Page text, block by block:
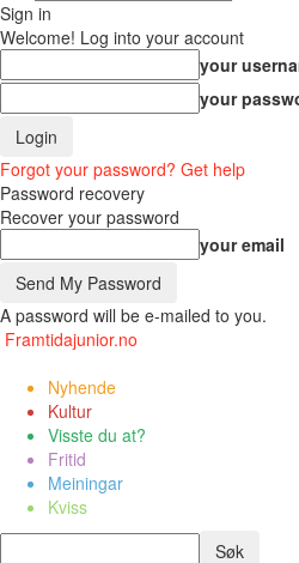
Sign in
Welcome! Log into your account
your
your
Forgot your password? Get help
Password recovery
Recover your password
your email
A password will be e-mailed to you.
Framtidajunior.no
Nyhende
Kultur
Visste du at?
Fritid
Meiningar
Kviss